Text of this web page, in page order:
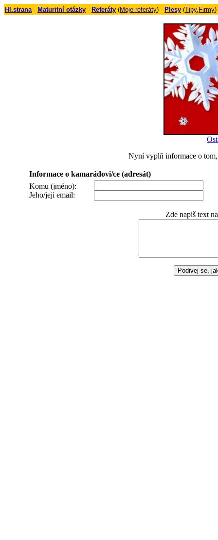
Hl.strana- Maturitní otázky - Referáty (Moje referáty) - Plesy (Tipy, Firmy
Nyní vyplň informace o
Informace o kamarádovi/ce (adresát)
Komu (jméno):
Jeho/její email:
Zde napiš text